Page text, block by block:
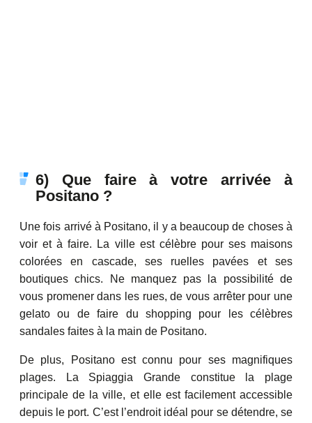
6) Que faire à votre arrivée à
Positano ?
Une fois arrivé à Positano, il y a beaucoup de choses à
voir et à faire. La ville est célèbre pour ses maisons
colorées en cascade, ses ruelles pavées et ses
boutiques chics. Ne manquez pas la possibilité de
vous promener dans les rues, de vous arrêter pour une
gelato ou de faire du shopping pour les célèbres
sandales faites à la main de Positano.
De plus, Positano est connu pour ses magnifiques
plages. La Spiaggia Grande constitue la plage
principale de la ville, et elle est facilement accessible
depuis le port. C’est l’endroit idéal pour se détendre, se